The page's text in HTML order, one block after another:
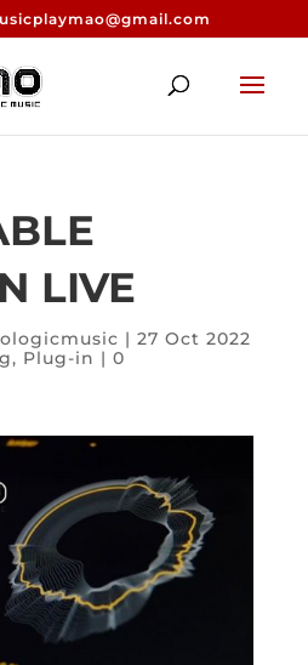
LIVE
| 27 Oct 2022
, Plug-in | 0